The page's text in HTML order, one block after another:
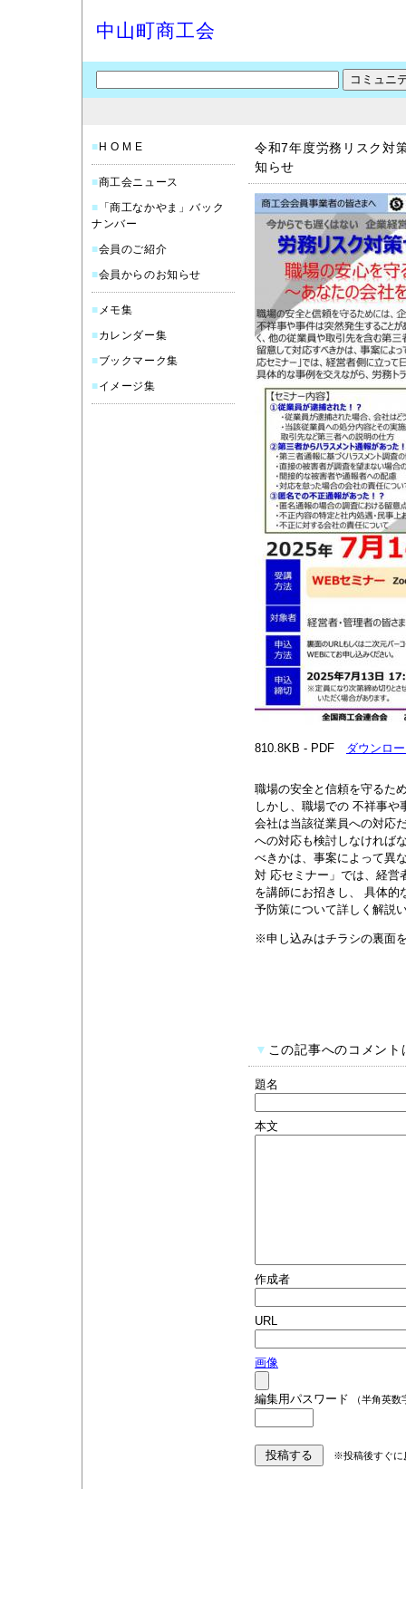
中山町商工会
■ H O M E
■商工会ニュース
■ 「商工なかやま」バック
ナンバー
■会員のご紹介
■会員からのお知らせ
■ メモ集
■カレンダー集
■ブックマーク集
■イメージ集
令和7年度労務リスク対
知らせ
810.8KB - PDF ダウンロ
職場の安全と信頼を守るた
しかし、職場での 不祥事や
会社は当該従業員への対応
への対応も検討しなければ
べきかは、事案によって異
対 応セミナー」では、経営
を講師にお招きし、 具体的
予防策について詳しく解説
※申し込みはチラシの裏面
▼ この記事へのコメント
題名
本文
作成者
URL
画像
編集用パスワード （半角英数
※投稿後すぐに